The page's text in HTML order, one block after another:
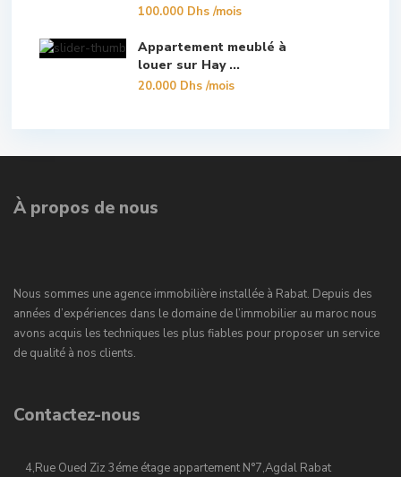
100.000 Dhs/mois
Appartement meublé à
louer sur Hay ...
20.000 Dhs/mois
À propos de nous
Nous sommes une agence immobilière installée à Rabat. Depuis des
années d’expériences dans le domaine de l’immobilier au maroc nous
avons acquis les techniques les plus fiables pour proposer un service
de qualité à nos clients.
Contactez-nous
4,Rue Oued Ziz 3éme étage appartement N°7,Agdal Rabat